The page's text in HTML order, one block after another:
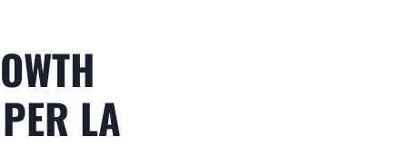
LA